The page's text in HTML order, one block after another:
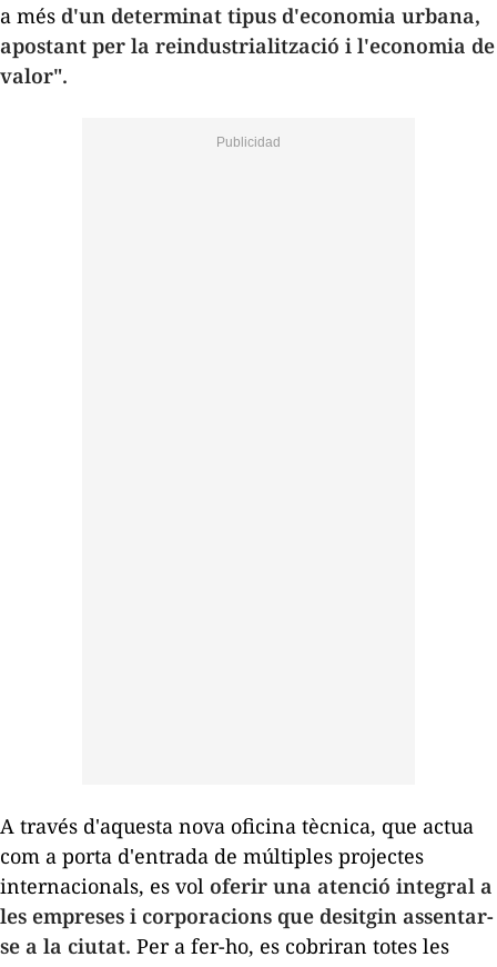
a més d'un determinat tipus d'economia urbana,
apostant per la reindustrialització i l'economia de
valor".
A través d'aquesta nova oficina tècnica, que actua
com a porta d'entrada de múltiples projectes
internacionals, es vol oferir una atenció integral a
les empreses i corporacions que desitgin assentar-
se a la ciutat. Per a fer-ho, es cobriran totes les